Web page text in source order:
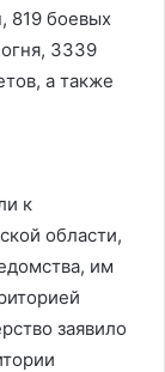
819 боевых
3339
а также
к
области,
им
заявило